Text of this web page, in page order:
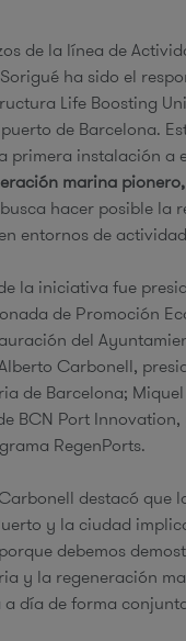
de la línea de
ha sido el
Life Boosting
de Barcelona.
primera instalación a
marina
hacer posible la
entornos de
la iniciativa fue
de Promoción
del
Carbonell,
de Barcelona;
BCN Port Innovation,
RegenPorts.
destacó que
y la ciudad
debemos
y la regeneración
día de forma